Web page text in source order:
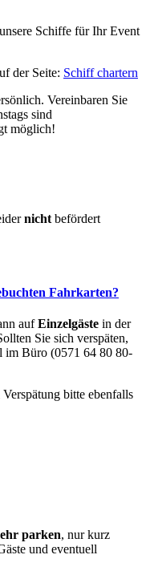
Schiffe für Ihr Event
der Seite: Schiff chartern
Vereinbaren Sie
sind
möglich!
nichtbefördert
Fahrkarten?
aufEinzelgäste in der
Sie sich verspäten,
im Büro (0571 64 80 80-
bitte ebenfalls
parken, nur kurz
und eventuell